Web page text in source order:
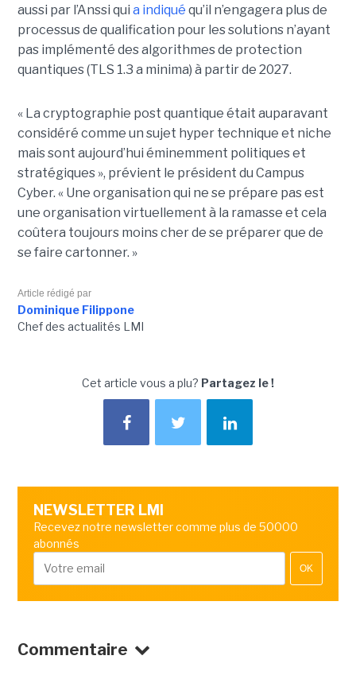
aussi par l’Anssi qui a indiqué qu’il n’engagera plus de
processus de qualification pour les solutions n’ayant
pas implémenté des algorithmes de protection
quantiques (TLS 1.3 a minima) à partir de 2027.
« La cryptographie post quantique était auparavant
considéré comme un sujet hyper technique et niche
mais sont aujourd’hui éminemment politiques et
stratégiques », prévient le président du Campus
Cyber. « Une organisation qui ne se prépare pas est
une organisation virtuellement à la ramasse et cela
coûtera toujours moins cher de se préparer que de
se faire cartonner. »
Article rédigé par
Dominique Filippone
Chef des actualités LMI
Cet article vous a plu? Partagez le !
NEWSLETTER LMI
Recevez notre newsletter comme plus de 50000
abonnés
OK
Commentaire